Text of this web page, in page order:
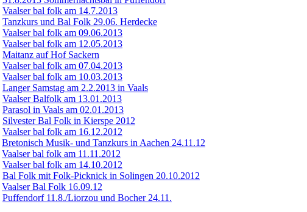
Vaalser bal folk am 14.7.2013
Tanzkurs und Bal Folk 29.06. Herdecke
Vaalser bal folk am 09.06.2013
Vaalser bal folk am 12.05.2013
Maitanz auf Hof Sackern
Vaalser bal folk am 07.04.2013
Vaalser bal folk am 10.03.2013
Langer Samstag am 2.2.2013 in Vaals
Vaalser Balfolk am 13.01.2013
Parasol in Vaals am 02.01.2013
Silvester Bal Folk in Kierspe 2012
Vaalser bal folk am 16.12.2012
Bretonisch Musik- und Tanzkurs in Aachen 24.11.12
Vaalser bal folk am 11.11.2012
Vaalser bal folk am 14.10.2012
Bal Folk mit Folk-Picknick in Solingen 20.10.2012
Vaalser Bal Folk 16.09.12
Puffendorf 11.8./Liorzou und Bocher 24.11.